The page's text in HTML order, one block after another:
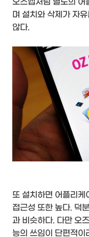
며 설치와 삭제가 자
않다.
또 설치하면 어플리케
접근성 또한 높다. 덕
과 비슷하다. 다만 오
능의 쓰임이 단편적